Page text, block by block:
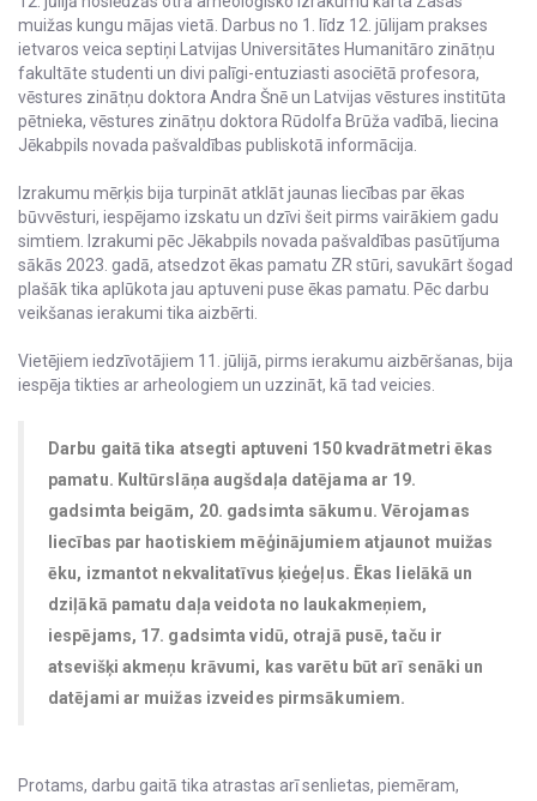
muižas kungu mājas vietā. Darbus no 1. līdz 12. jūlijam prakses
ietvaros veica septiņi Latvijas Universitātes Humanitāro zinātņu
fakultāte studenti un divi palīgi-entuziasti asociētā profesora,
vēstures zinātņu doktora Andra Šnē un Latvijas vēstures institūta
pētnieka, vēstures zinātņu doktora Rūdolfa Brūža vadībā, liecina
Jēkabpils novada pašvaldības publiskotā informācija.
Izrakumu mērķis bija turpināt atklāt jaunas liecības par ēkas
būvvēsturi, iespējamo izskatu un dzīvi šeit pirms vairākiem gadu
simtiem. Izrakumi pēc Jēkabpils novada pašvaldības pasūtījuma
sākās 2023. gadā, atsedzot ēkas pamatu ZR stūri, savukārt šogad
plašāk tika aplūkota jau aptuveni puse ēkas pamatu. Pēc darbu
veikšanas ierakumi tika aizbērti.
Vietējiem iedzīvotājiem 11. jūlijā, pirms ierakumu aizbēršanas, bija
iespēja tikties ar arheologiem un uzzināt, kā tad veicies.
Darbu gaitā tika atsegti aptuveni 150 kvadrātmetri ēkas
pamatu. Kultūrslāņa augšdaļa datējama ar 19.
gadsimta beigām, 20. gadsimta sākumu. Vērojamas
liecības par haotiskiem mēģinājumiem atjaunot muižas
ēku, izmantot nekvalitatīvus ķieģeļus. Ēkas lielākā un
dziļākā pamatu daļa veidota no laukakmeņiem,
iespējams, 17. gadsimta vidū, otrajā pusē, taču ir
atsevišķi akmeņu krāvumi, kas varētu būt arī senāki un
datējami ar muižas izveides pirmsākumiem.
Protams, darbu gaitā tika atrastas arī senlietas, piemēram,